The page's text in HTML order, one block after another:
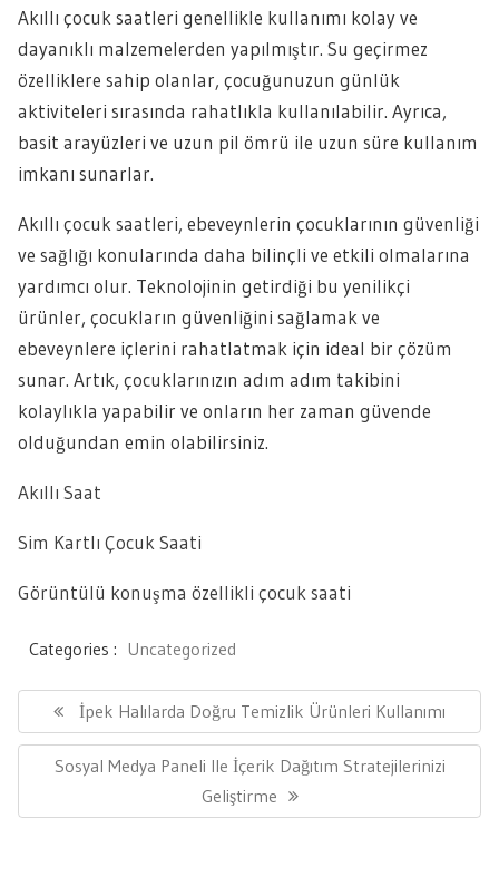
Akıllı çocuk saatleri genellikle kullanımı kolay ve
dayanıklı malzemelerden yapılmıştır. Su geçirmez
özelliklere sahip olanlar, çocuğunuzun günlük
aktiviteleri sırasında rahatlıkla kullanılabilir. Ayrıca,
basit arayüzleri ve uzun pil ömrü ile uzun süre kullanım
imkanı sunarlar.
Akıllı çocuk saatleri, ebeveynlerin çocuklarının güvenliği
ve sağlığı konularında daha bilinçli ve etkili olmalarına
yardımcı olur. Teknolojinin getirdiği bu yenilikçi
ürünler, çocukların güvenliğini sağlamak ve
ebeveynlere içlerini rahatlatmak için ideal bir çözüm
sunar. Artık, çocuklarınızın adım adım takibini
kolaylıkla yapabilir ve onların her zaman güvende
olduğundan emin olabilirsiniz.
Akıllı Saat
Sim Kartlı Çocuk Saati
Görüntülü konuşma özellikli çocuk saati
Categories : Uncategorized
gezinmesiPrevious
Post:
İpek Halılarda Doğru Temizlik Ürünleri Kullanımı
Next
Sosyal Medya Paneli Ile İçerik Dağıtım Stratejilerinizi
Geliştirme